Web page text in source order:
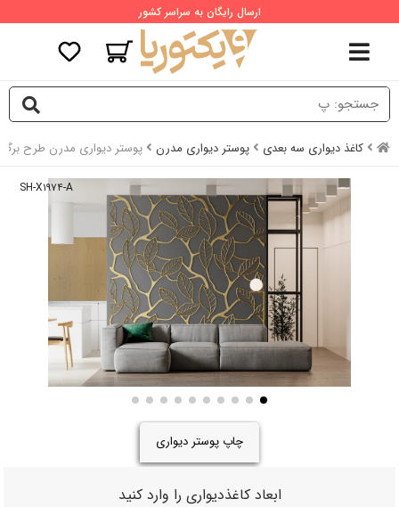
ارسال رایگان به سراسر کشور
کاغذ دیواری سه بعدی پوستر دیواری مدرن پوستر دیواری مدرن طرح
SH-X۱۹۷۴-A
چاپ پوستر دیواری
ابعاد کاغذدیواری را وارد کنید